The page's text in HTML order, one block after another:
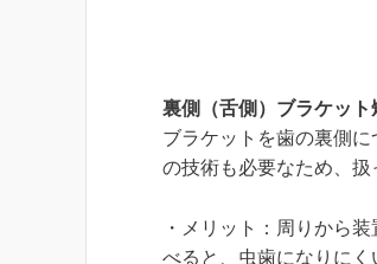
裏側（舌側）ブラケット
ブラケットを歯の裏側
の技術も必要なため、扱
・メリット：周りから
べると、虫歯になりにく